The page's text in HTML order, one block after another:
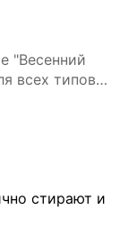
"Весенний
всех типов
стирают и